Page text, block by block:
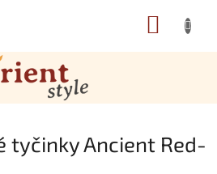
tyčinky Ancient Red-